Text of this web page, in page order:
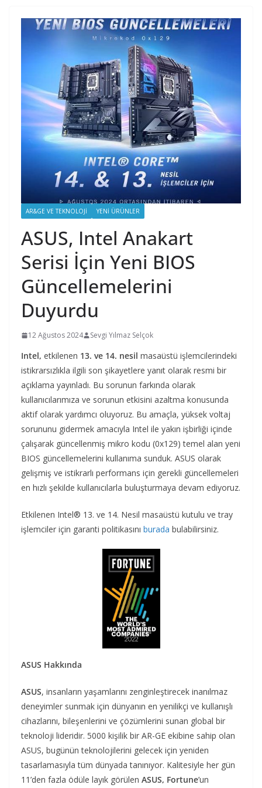
AR&GE VE TEKNOLOJI YENI ÜRÜNLER
ASUS, Intel Anakart
Serisi İçin Yeni BIOS
Güncellemelerini
Duyurdu
12 Ağustos 2024 Sevgi Yılmaz Selçok
Intel, etkilenen 13. ve 14. nesil masaüstü işlemcilerindeki
istikrarsızlıkla ilgili son şikayetlere yanıt olarak resmi bir
açıklama yayınladı. Bu sorunun farkında olarak
kullanıcılarımıza ve sorunun etkisini azaltma konusunda
aktif olarak yardımcı oluyoruz. Bu amaçla, yüksek voltaj
sorununu gidermek amacıyla Intel ile yakın işbirliği içinde
çalışarak güncellenmiş mikro kodu (0x129) temel alan yeni
BIOS güncellemelerini kullanıma sunduk. ASUS olarak
gelişmiş ve istikrarlı performans için gerekli güncellemeleri
en hızlı şekilde kullanıcılarla buluşturmaya devam ediyoruz.
Etkilenen Intel® 13. ve 14. Nesil masaüstü kutulu ve tray
işlemciler için garanti politikasını burada bulabilirsiniz.
ASUS Hakkında
ASUS, insanların yaşamlarını zenginleştirecek inanılmaz
deneyimler sunmak için dünyanın en yenilikçi ve kullanışlı
cihazlarını, bileşenlerini ve çözümlerini sunan global bir
teknoloji lideridir. 5000 kişilik bir AR-GE ekibine sahip olan
ASUS, bugünün teknolojilerini gelecek için yeniden
tasarlamasıyla tüm dünyada tanınıyor. Kalitesiyle her gün
11’den fazla ödüle layık görülen ASUS, Fortune’un